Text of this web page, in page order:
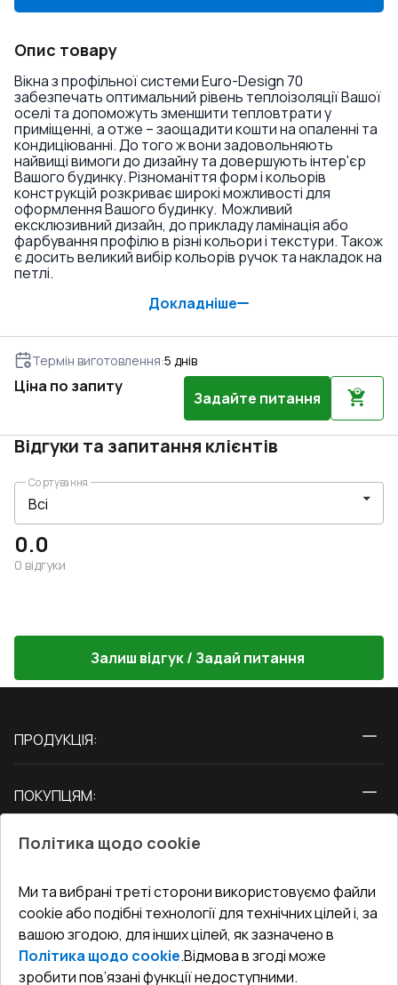
Опис товару
Вікна з профільної системи Euro-Design 70
забезпечать оптимальний рівень теплоізоляції Вашої
оселі та допоможуть зменшити тепловтрати у
приміщенні, а отже – заощадити кошти на опаленні та
кондиціюванні. До того ж вони задовольняють
найвищі вимоги до дизайну та довершують інтер'єр
Вашого будинку. Різноманіття форм і кольорів
конструкцій розкриває широкі можливості для
оформлення Вашого будинку. Можливий
ексклюзивний дизайн, до прикладу ламінація або
фарбування профілю в різні кольори і текстури. Також
є досить великий вибір кольорів ручок та накладок на
петлі.
Докладніше
Термін виготовлення:5 днів
Ціна по запиту
Задайте питання
Відгуки та запитання клієнтів
0.0
0 відгуки
Сортування
Залиш відгук / Задай питання
ПРОДУКЦІЯ:
Двері
ПОКУПЦЯМ:
Блог
Адреса гіпермаркета
Як правильно заміряти вікна
СЕРВІС ТА ОБЛУГОВУВАННЯ:
Доставка і Оплата
Гарантія та Сервіс
Повернення товару
Договір публічної оферти
КОНТАКТИ
Офіс:Україна, м. Вінниця, вул. Келецька 60 кв. 61
undefined(undefined)
Політика щодо cookie
Ми та вибрані треті сторони використовуємо файли
cookie або подібні технології для технічних цілей і, за
вашою згодою, для інших цілей, як зазначено в
Політика щодо cookie.Відмова в згоді може
зробити пов’язані функції недоступними.